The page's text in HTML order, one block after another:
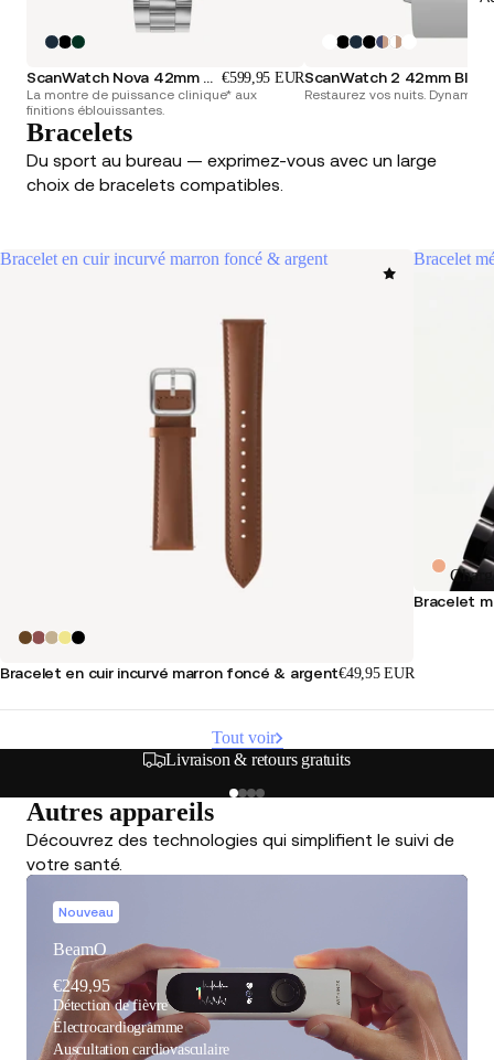
ScanWatch Nova 42mm Bleue €599,95 EUR
La montre de puissance clinique* aux
finitions éblouissantes.
Restaurez vos nuits.
Bracelets
Du sport au bureau — exprimez-vous avec un large
choix de bracelets compatibles.
Bracelet en cuir incurvé marron foncé & argent
Bracelet en cuir incurvé marron foncé & argent€49,95 EUR
Bracelet
Bracelet
Tout voir
Livraison & retours gratuits
Autres appareils
Découvrez des technologies qui simplifient le suivi de
votre santé.
Nouveau
BeamO
€249,95
Détection de fièvre
Électrocardiogramme
Auscultation cardiovasculaire